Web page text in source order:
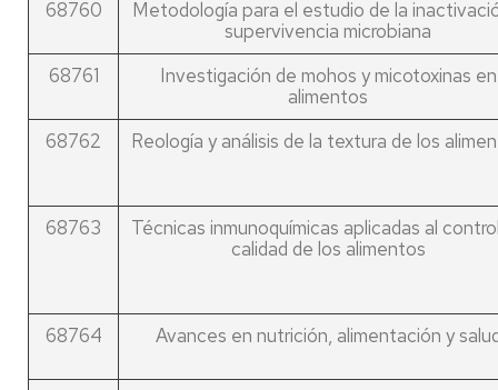
68760
Metodología para el estudio de la
supervivencia microbiana
68761
Investigación de mohos y micotoxinas en
alimentos
68762
Reología y análisis de la textura de los
68763
Técnicas inmunoquímicas aplicadas al
calidad de los alimentos
68764 Avances en nutrición, alimentación y